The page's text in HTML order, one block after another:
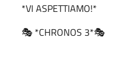
*VI ASPETTIAMO!*
🎭 *CHRONOS 3*🎭